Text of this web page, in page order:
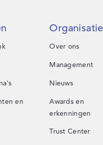
en
Organisatie
Over ons
Management
Nieuws
Awards en
erkenningen
Trust Center